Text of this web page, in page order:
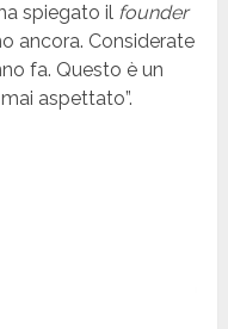
spiegato il founder
ancora. Considerate
fa. Questo è un
aspettato”.